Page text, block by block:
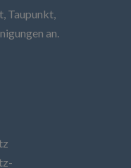
Taupunkt,
an.